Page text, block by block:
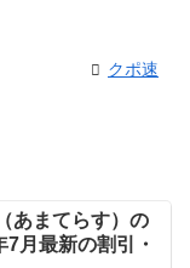
クポ速
あまてらす）の
月最新の割引・